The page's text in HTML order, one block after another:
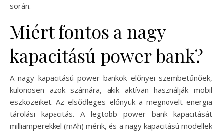
során.
Miért fontos a nagy
kapacitású power bank?
A nagy kapacitású power bankok előnyei szembetűnőek,
különösen azok számára, akik aktívan használják mobil
eszközeiket. Az elsődleges előnyük a megnövelt energia
tárolási kapacitás. A legtöbb power bank kapacitását
milliamperekkel (mAh) mérik, és a nagy kapacitású modellek